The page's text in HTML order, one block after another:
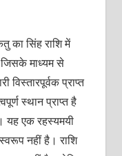
का सिंह राशि में
माध्यम से
प्राप्त
स्थान प्राप्त है
यह एक रहस्यमयी
नहीं है। राशि